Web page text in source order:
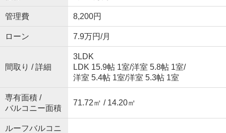
管理費 8,200円
ローン 7.9万円/月
間取り / 詳細
3LDK
LDK 15.9帖 1室/洋室 5.8帖 1室/
洋室 5.4帖 1室/洋室 5.3帖 1室
専有面積 /
バルコニー面積
71.72㎡ / 14.20㎡
ルーフバルコニ